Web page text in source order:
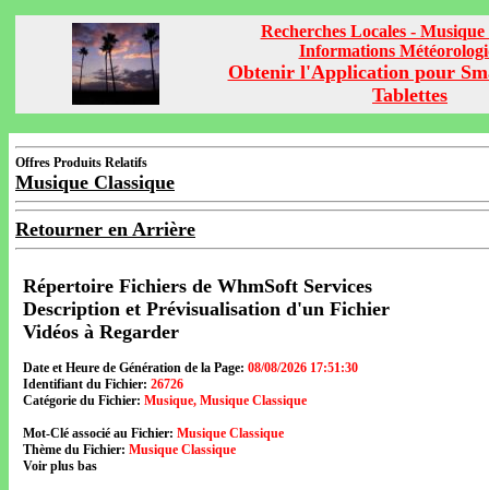
Recherches Locales - Musique
Informations
Obtenir l'Application pour
Tablettes
Offres Produits Relatifs
Musique Classique
Retourner en Arrière
Répertoire Fichiers de WhmSoft Services
Description et Prévisualisation d'un Fichier
Vidéos à Regarder
Date et Heure de Génération de la Page: 08/08/2026 17:51:30
Identifiant du Fichier: 26726
Catégorie du Fichier: Musique, Musique Classique
Mot-Clé associé au Fichier: Musique Classique
Thème du Fichier: Musique Classique
Voir plus bas